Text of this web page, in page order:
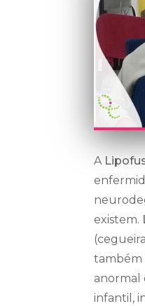
A
existem.
também
anormal
infantil,